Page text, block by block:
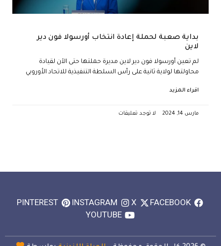
بداية صعبة لحملة إعادة انتخاب أورسولا فون دير
لاين
لم تعين أورسولا فون دير لاين مديرة حملتها حتى الآن لقيادة
محاولتها لولاية ثانية على رأس السلطة التنفيذية للاتحاد الأوروبي
اقراء المزيد
مارس 14, 2024 لا توجد تعليقات
FACEBOOK
X
INSTAGRAM
PINTEREST
YOUTUBE